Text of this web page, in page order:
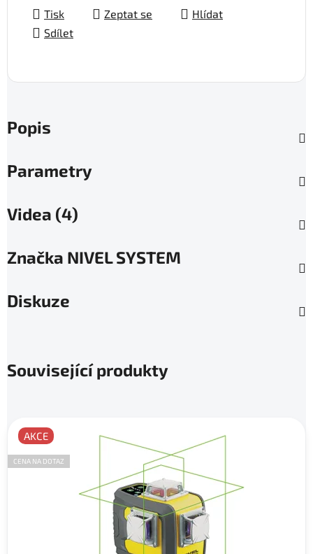
Tisk Zeptat se
Hlídat
Sdílet
Popis
Parametry
Videa (4)
Značka NIVEL SYSTEM
Diskuze
Související produkty
AKCE
CENA NA DOTAZ